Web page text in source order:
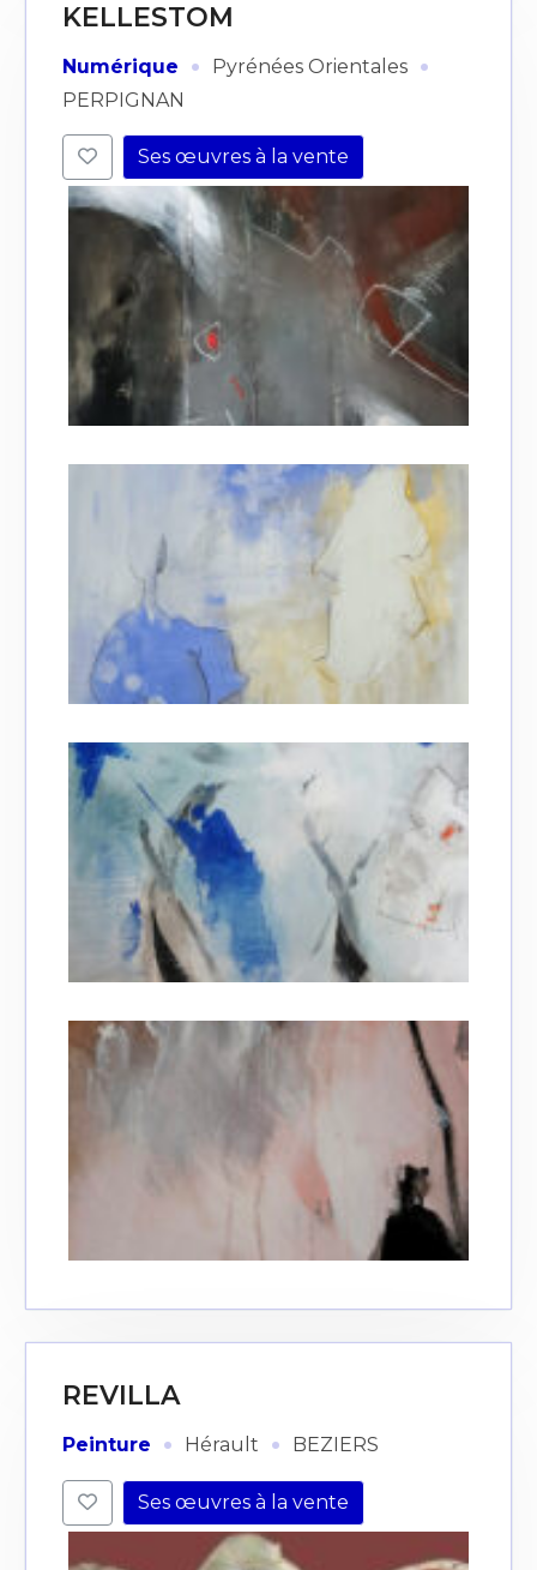
KELLESTOM
Numérique · Pyrénées Orientales ·
PERPIGNAN
Ses œuvres à la vente
REVILLA
Peinture · Hérault · BEZIERS
Ses œuvres à la vente